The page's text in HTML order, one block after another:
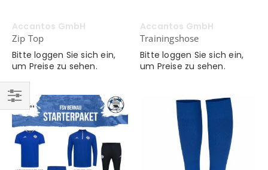
Accantos GmbH
Zip Top
Bitte loggen Sie sich ein,
um Preise zu sehen.
Accantos GmbH
Trainingshose
Bitte loggen Sie sich ein,
um Preise zu sehen.
Einkaufsoptionen